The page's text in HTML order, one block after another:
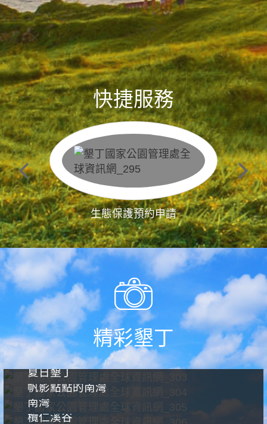
快捷服務
生態保護預約申請
精彩墾丁
夏日墾丁
帆影點點的南灣
南灣
欖仁溪谷